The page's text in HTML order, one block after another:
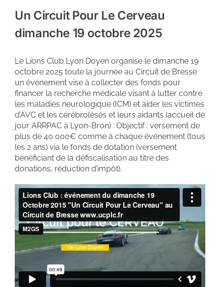
Un Circuit Pour Le Cerveau
dimanche 19 octobre 2025
Le Lions Club Lyon Doyen organise le dimanche 19
octobre 2025 toute la journée au Circuit de Bresse
un événement vise à collecter des fonds pour
financer la recherche médicale visant à lutter contre
les maladies neurologique (ICM) et aider les victimes
d’AVC et les cérébrolésés et leurs aidants (accueil de
jour ARRPAC à Lyon-Bron) : Objectif : versement de
plus de 40 000€ comme à chaque événement (tous
les 2 ans) via le fonds de dotation (versement
bénéficiant de la défiscalisation au titre des
donations, réduction d’impôt).